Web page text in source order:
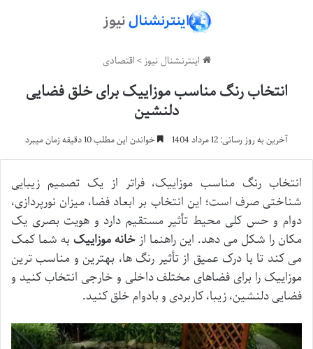
اینترنشنال نیوز>اقتصادی
انتخاب رنگ مناسب موزاییک برای خلق فضایی
دلنشین
آخرین به روز رسانی: 12 مرداد 1404 خواندن این مطلب 10 دقیقه زمان میبرد
انتخاب رنگ مناسب موزاییک، فراتر از یک تصمیم زیبایی
شناختی صرف است؛ این انتخاب بر ابعاد فضا، میزان نورپردازی،
دوام و حس کلی محیط تأثیر مستقیم دارد و هویت بصری یک
مکان را شکل می دهد. این راهنما از خانه موزاییک به شما کمک
می کند تا با درک عمیق از تأثیر رنگ ها، بهترین و مناسب ترین
موزاییک را برای فضاهای مختلف داخلی و خارجی انتخاب کنید و
فضایی دلنشین، زیبا، کاربردی و بادوام خلق کنید.